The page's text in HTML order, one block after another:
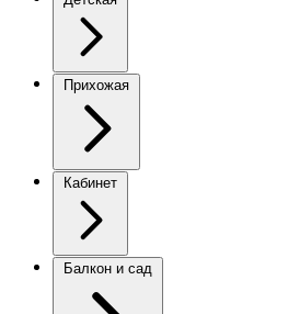
Прихожая
Кабинет
Балкон и сад